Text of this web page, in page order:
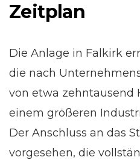
Zeitplan
Die Anlage in Falkirk
die nach
von etwa zehntausend
einem größeren
Der Anschluss an das
vorgesehen, die